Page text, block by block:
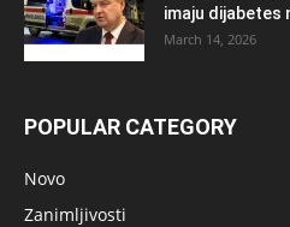
imaju dijabetes
March 14, 2026
POPULAR CATEGORY
Novo
Zanimljivosti